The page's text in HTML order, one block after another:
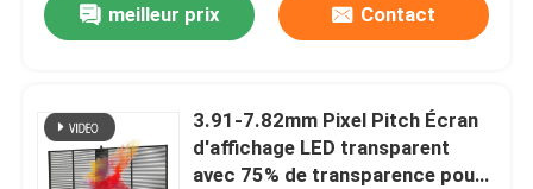
Produits
meilleur prix Contact
3.91-7.82mm Pixel Pitch Écran
d'affichage LED transparent
avec 75% de transparence pour